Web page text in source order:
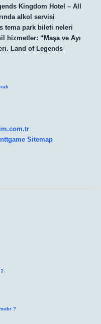
Kingdom Hotel – All
alkol servisi
tema park bileti neleri
hizmetler: “Maşa ve Ayı
Land of Legends
nttgame Sitemap
?